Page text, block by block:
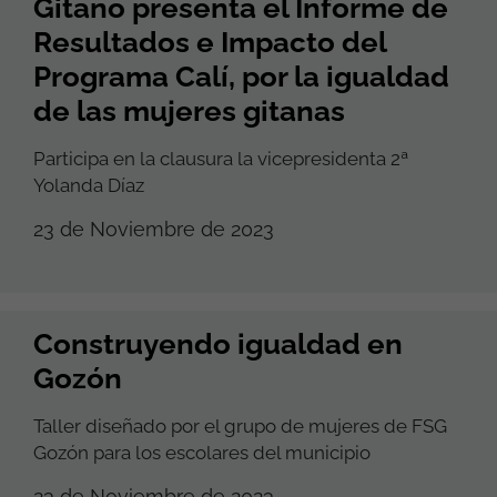
Gitano presenta el Informe de
Resultados e Impacto del
Programa Calí, por la igualdad
de las mujeres gitanas
Participa en la clausura la vicepresidenta 2ª
Yolanda Díaz
23 de Noviembre de 2023
Construyendo igualdad en
Gozón
Taller diseñado por el grupo de mujeres de FSG
Gozón para los escolares del municipio